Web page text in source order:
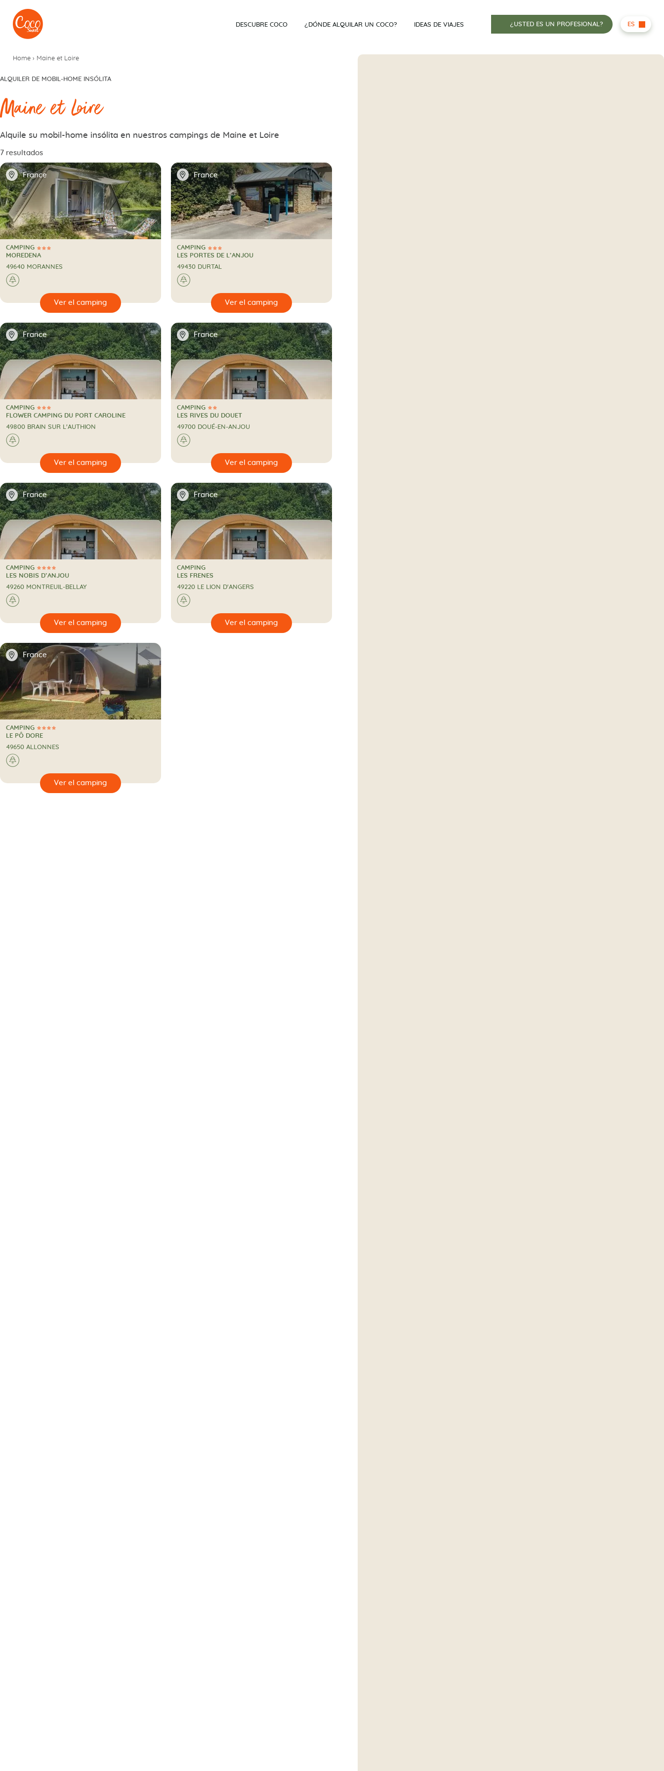
Ir al menú
Ir a los contenidos
DESCUBRE COCO ¿DÓNDE ALQUILAR UN COCO? IDEAS DE VIAJES ¿USTED ES UN PROFESIONAL? ES
Home › Maine et Loire
ALQUILER DE MOBIL-HOME INSÓLITA
Maine et Loire
Alquile su mobil-home insólita en nuestros campings de Maine et Loire
7 resultados
📍 France
3 Estrellas
CAMPING
CAMPING
MOREDENA
49640 MORANNES
🌲
📍 France
3 Estrellas
CAMPING
CAMPING
LES PORTES DE L’ANJOU
49430 DURTAL
🌲
Ver el camping 🔍
📍 France
3 Estrellas
CAMPING
CAMPING
FLOWER CAMPING DU PORT CAROLINE
49800 BRAIN SUR L'AUTHION
🌲
📍 France
2 Estrellas
CAMPING
CAMPING
LES RIVES DU DOUET
49700 DOUÉ-EN-ANJOU
🌲
Ver el camping 🔍
📍 France
4 Estrellas
CAMPING
CAMPING
LES NOBIS D’ANJOU
49260 MONTREUIL-BELLAY
🌲
📍 France
CAMPING
CAMPING
LES FRENES
49220 LE LION D'ANGERS
🌲
Ver el camping 🔍
📍 France
4 Estrellas
CAMPING
CAMPING
LE PÔ DORE
49650 ALLONNES
🌲